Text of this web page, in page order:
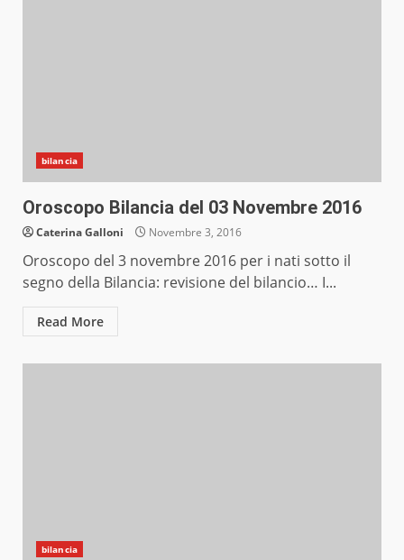
bilancia
Oroscopo Bilancia del 03 Novembre 2016
Caterina Galloni Novembre 3, 2016
Oroscopo del 3 novembre 2016 per i nati sotto il
segno della Bilancia: revisione del bilancio… I...
Read More
bilancia